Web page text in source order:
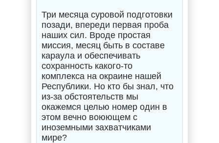
Три месяца суровой подготовки
позади, впереди первая проба
наших сил. Вроде простая
миссия, месяц быть в составе
караула и обеспечивать
сохранность какого-то
комплекса на окраине нашей
Республики. Но кто бы знал, что
из-за обстоятельств мы
окажемся целью номер один в
этом вечно воюющем с
иноземными захватчиками
мире?